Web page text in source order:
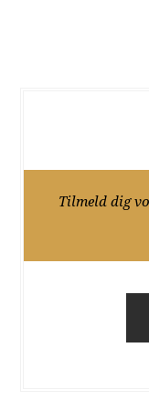
Tilmeld dig